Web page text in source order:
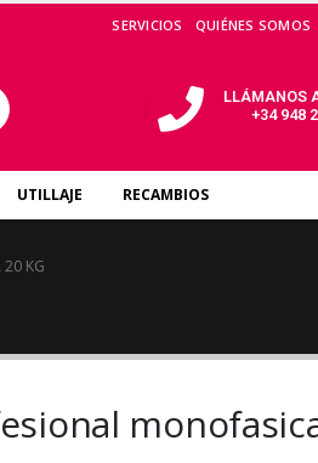
SERVICIOS QUIÉNES SOMOS
LLÁMANOS
+34 948
UTILLAJE RECAMBIOS
20 KG